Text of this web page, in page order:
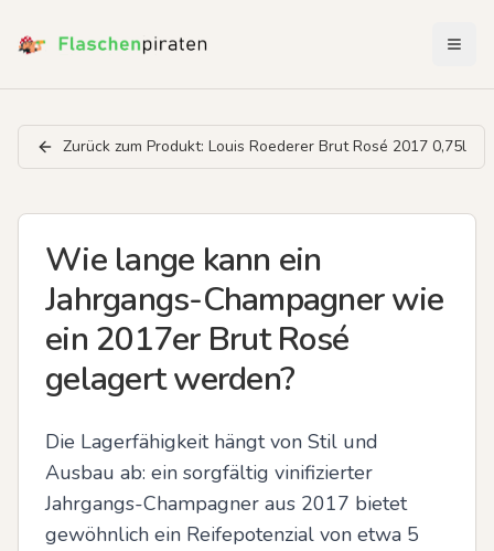
Zurück zum Produkt: Louis Roederer Brut Rosé 2017 0,75l
Wie lange kann ein
Jahrgangs-Champagner wie
ein 2017er Brut Rosé
gelagert werden?
Die Lagerfähigkeit hängt von Stil und
Ausbau ab: ein sorgfältig vinifizierter
Jahrgangs-Champagner aus 2017 bietet
gewöhnlich ein Reifepotenzial von etwa 5